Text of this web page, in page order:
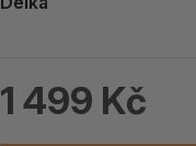
1 499 Kč